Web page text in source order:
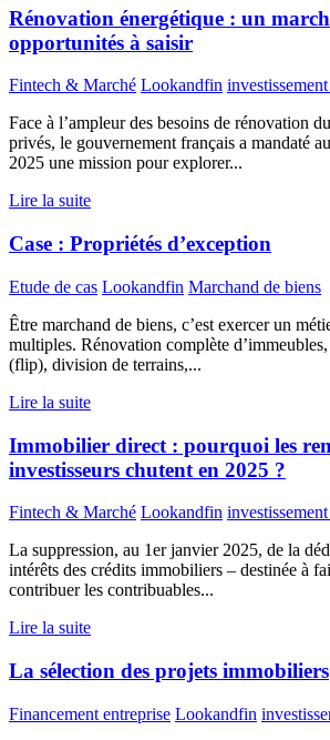
Rénovation énergétique : un
opportunités à saisir
Fintech & Marché Lookandfin
Face à l’ampleur des besoins de rénovation
privés, le gouvernement français a mandaté
2025 une mission pour explorer...
Lire la suite
Case : Propriétés d’exception
Etude de cas Lookandfin Marchand de biens
Être marchand de biens, c’est exercer un
multiples. Rénovation complète
(flip), division de terrains,...
Lire la suite
Immobilier direct : pourquoi les
investisseurs chutent en 2025 ?
Fintech & Marché Lookandfin
La suppression, au 1er janvier 2025, de la
intérêts des crédits immobiliers – destinée à
contribuer les contribuables...
Lire la suite
La sélection des projets immobiliers
Financement entreprise Lookandfin